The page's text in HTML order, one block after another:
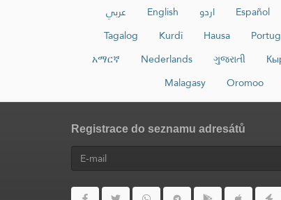
عربي English اردو Español
Tagalog
Kurdî Hausa
አማርኛ
Nederlands ગુજરાતી
Malagasy
Oromoo
Registrace do seznamu adresátů